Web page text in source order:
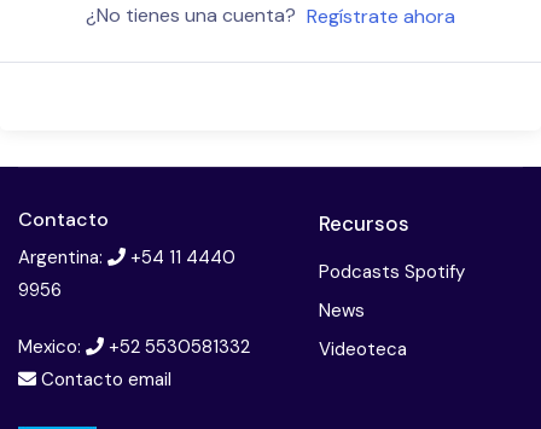
¿No tienes una cuenta? Regístrate ahora
Contacto
Argentina:
+54 11 4440
9956
Mexico:
+52 5530581332
Contacto email
Recursos
Podcasts Spotify
News
Videoteca